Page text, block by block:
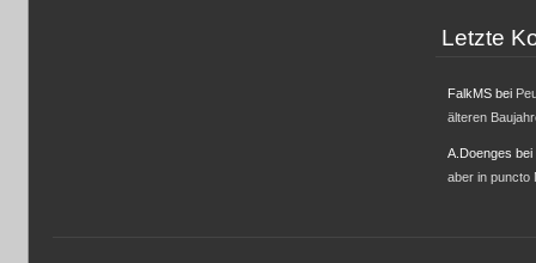
Letzte
FalkMSbei
älteren
A.Doenges bei
aber in puncto